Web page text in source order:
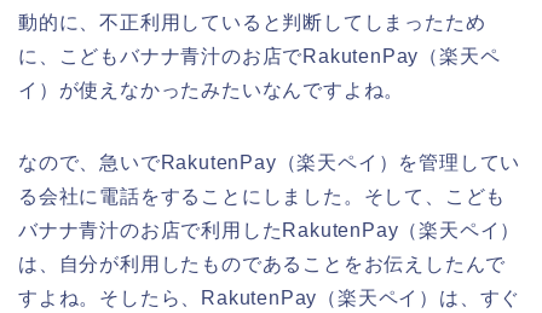
動的に、不正利用していると判断してしまったため
に、こどもバナナ青汁のお店でRakutenPay（楽天ペ
イ）が使えなかったみたいなんですよね。
なので、急いでRakutenPay（楽天ペイ）を管理してい
る会社に電話をすることにしました。そして、こども
バナナ青汁のお店で利用したRakutenPay（楽天ペイ）
は、自分が利用したものであることをお伝えしたんで
すよね。そしたら、RakutenPay（楽天ペイ）は、すぐ